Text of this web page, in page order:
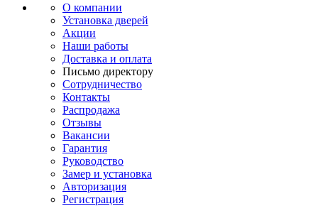
О компании
Установка дверей
Акции
Наши работы
Доставка и оплата
Письмо директору
Сотрудничество
Контакты
Распродажа
Отзывы
Вакансии
Гарантия
Руководство
Замер и установка
Авторизация
Регистрация